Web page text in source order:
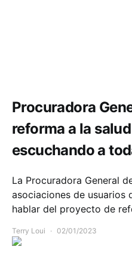
Procuradora
reforma a la
escuchando a
La Procuradora General
asociaciones de usuarios
hablar del proyecto de
Terry Loui 02/01/2023